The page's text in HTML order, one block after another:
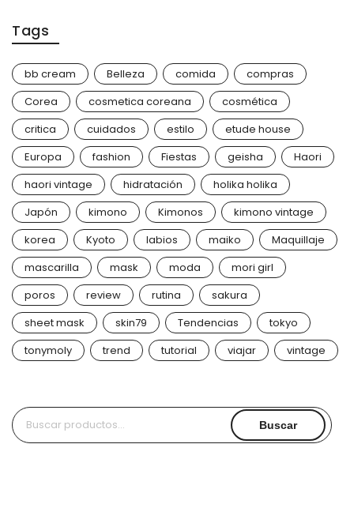
Tags
bb cream Belleza comida
compras
Corea
cosmetica coreana
cosmética
critica
cuidados estilo
etude house
Europa
fashion Fiestas geisha
Haori
haori vintage
hidratación
holika holika
Japón
kimono Kimonos
kimono vintage
korea
Kyoto labios maiko
Maquillaje
mascarilla
mask moda
mori girl
poros
review rutina
sakura
sheet mask
skin79 Tendencias
tokyo
tonymoly
trend tutorial viajar vintage
Buscar
por:
Buscar